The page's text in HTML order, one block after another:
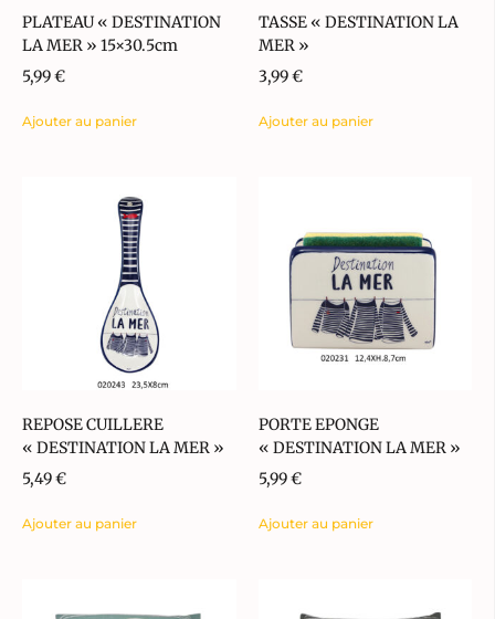
PLATEAU « DESTINATION
LA MER » 15×30.5cm
5,99€
Ajouter au panier
TASSE « DESTINATION LA
MER »
3,99€
Ajouter au panier
REPOSE CUILLERE
« DESTINATION LA MER »
5,49€
Ajouter au panier
PORTE EPONGE
« DESTINATION LA MER »
5,99€
Ajouter au panier